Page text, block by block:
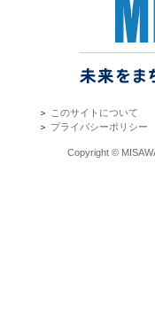
＞ このサイトについて
＞ プライバシーポリシー
Copyright ©